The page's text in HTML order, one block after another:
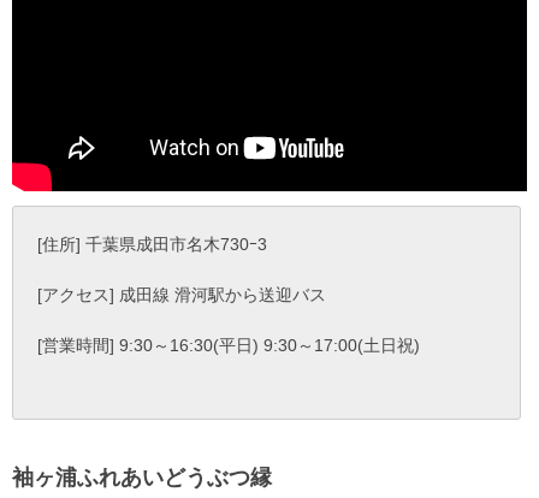
[住所] 千葉県成田市名木730ｰ3
[アクセス] 成田線 滑河駅から送迎バス
[営業時間] 9:30～16:30(平日) 9:30～17:00(土日祝)
袖ヶ浦ふれあいどうぶつ縁